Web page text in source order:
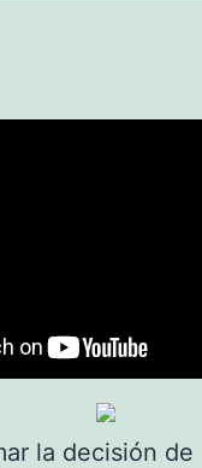
la decisión de